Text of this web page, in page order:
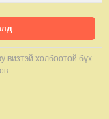
визтэй холбоотой бүх